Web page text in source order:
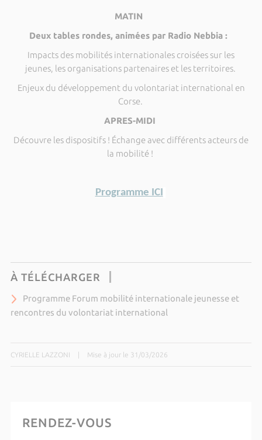
MATIN
Deux tables rondes, animées par Radio Nebbia :
Impacts des mobilités internationales croisées sur les
jeunes, les organisations partenaires et les territoires.
Enjeux du développement du volontariat international en
Corse.
APRES-MIDI
Découvre les dispositifs ! Échange avec différents acteurs de
la mobilité !
Programme ICI
À TÉLÉCHARGER
Programme Forum mobilité internationale jeunesse et
rencontres du volontariat international
CYRIELLE LAZZONI Mise à jour le 31/03/2026
RENDEZ-VOUS